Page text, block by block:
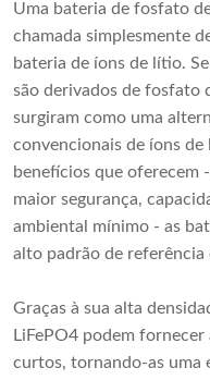
Uma bateria de fosfato
chamada simplesmente
bateria de íons de lítio.
são derivados de fosfato
surgiram como uma
convencionais de íons
benefícios que oferecem
maior segurança,
ambiental mínimo - as
alto padrão de referência
Graças à sua alta
LiFePO4 podem
curtos, tornando-as uma